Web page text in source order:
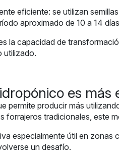
eficiente: se utilizan
aproximado de 10 a 14
la capacidad de
utilizado.
es
permite producir más
forrajeros tradicionales, este
especialmente útil en
un desafío.